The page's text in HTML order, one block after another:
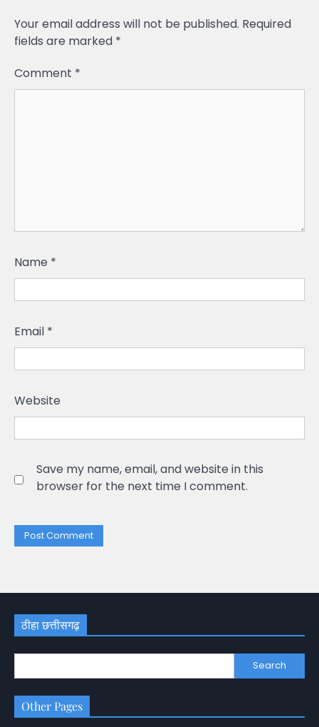
Your email address will not be published. Required
fields are marked *
Comment *
Name *
Email *
Website
Save my name, email, and website in this
browser for the next time I comment.
ठीहा छत्तीसगढ़
Search
Other Pages